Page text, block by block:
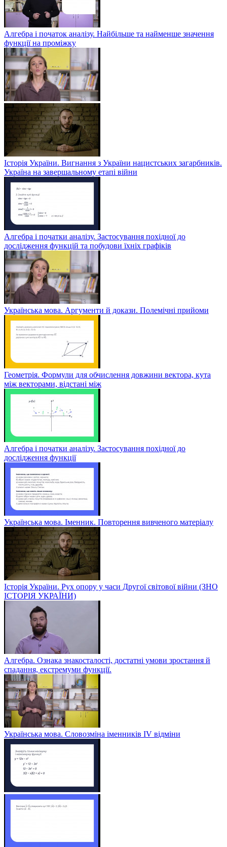
Алгебра і початок аналізу. Найбільше та найменше значення
функції на проміжку
Історія України. Вигнання з України нацистських загарбників.
Україна на завершальному етапі війни
Алгебра і початки аналізу. Застосування похідної до
дослідження функцій та побудови їхніх графіків
Українська мова. Аргументи й докази. Полемічні прийоми
Геометрія. Формули для обчислення довжини вектора, кута
між векторами, відстані між
Алгебра і початки аналізу. Застосування похідної до
дослідження функції
Українська мова. Іменник. Повторення вивченого матеріалу
Історія України. Рух опору у часи Другої світової війни (ЗНО
ІСТОРІЯ УКРАЇНИ)
Алгебра. Ознака знакосталості, достатні умови зростання й
спадання, екстремуми функції.
Українська мова. Словозміна іменників ІV відміни